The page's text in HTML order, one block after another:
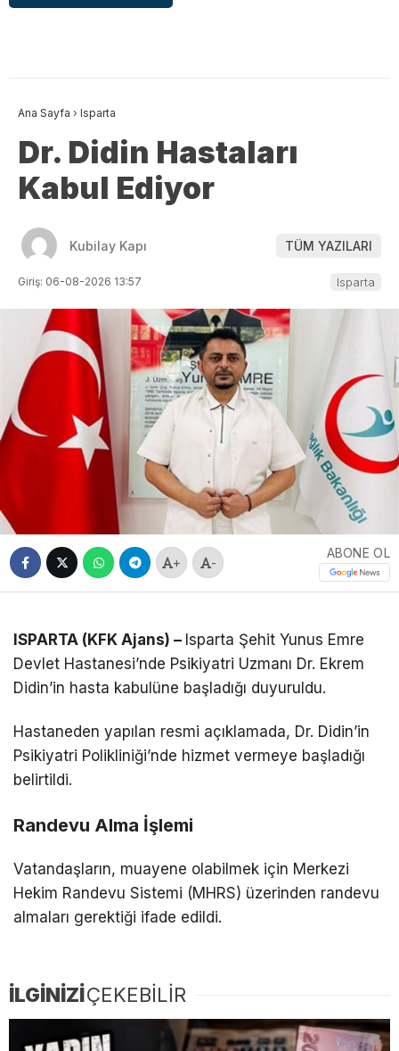
Ana Sayfa › Isparta
Dr. Didin Hastaları
Kabul Ediyor
Kubilay Kapı TÜM YAZILARI
Giriş: 06-08-2026 13:57 Isparta
+ -
ABONE OL
ISPARTA (KFK Ajans) – Isparta Şehit Yunus Emre
Devlet Hastanesi’nde Psikiyatri Uzmanı Dr. Ekrem
Didin’in hasta kabulüne başladığı duyuruldu.
Hastaneden yapılan resmi açıklamada, Dr. Didin’in
Psikiyatri Polikliniği’nde hizmet vermeye başladığı
belirtildi.
Randevu Alma İşlemi
Vatandaşların, muayene olabilmek için Merkezi
Hekim Randevu Sistemi (MHRS) üzerinden randevu
almaları gerektiği ifade edildi.
İLGİNİZİÇEKEBİLİR